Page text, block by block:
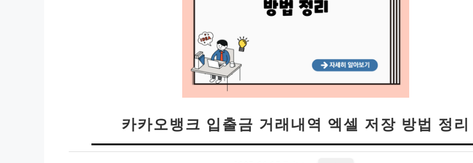
카카오뱅크 입출금 거래내역 엑셀 저장 방법 정리